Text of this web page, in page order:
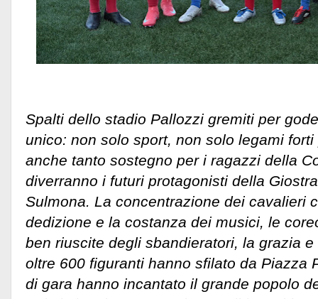
Spalti dello stadio Pallozzi gremiti per
unico: non solo sport, non solo legami
anche tanto sostegno per i ragazzi della
diverranno i futuri protagonisti della
Sulmona. La concentrazione dei cavalieri
dedizione e la costanza dei musici, le
ben riuscite degli sbandieratori, la grazia
oltre 600 figuranti hanno sfilato da Piazza
di gara hanno incantato il grande popolo